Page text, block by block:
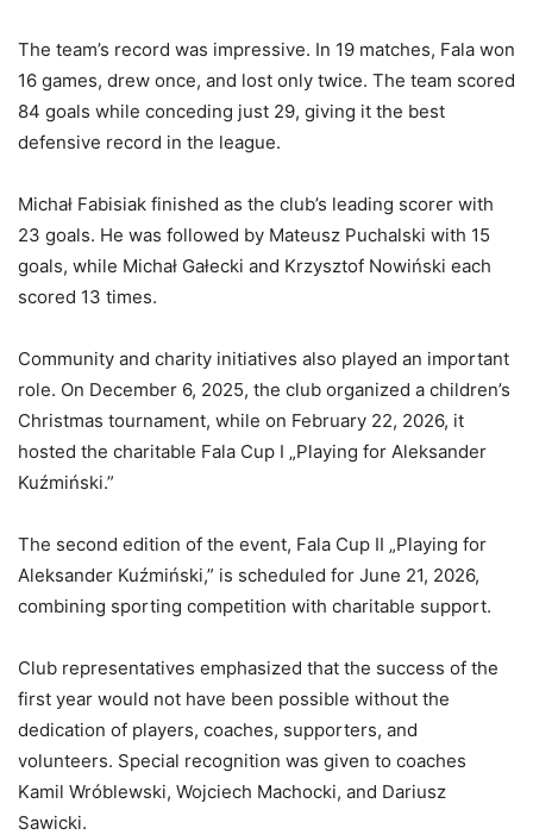
The team’s record was impressive. In 19 matches, Fala won
16 games, drew once, and lost only twice. The team scored
84 goals while conceding just 29, giving it the best
defensive record in the league.
Michał Fabisiak finished as the club’s leading scorer with
23 goals. He was followed by Mateusz Puchalski with 15
goals, while Michał Gałecki and Krzysztof Nowiński each
scored 13 times.
Community and charity initiatives also played an important
role. On December 6, 2025, the club organized a children’s
Christmas tournament, while on February 22, 2026, it
hosted the charitable Fala Cup I „Playing for Aleksander
Kuźmiński.”
The second edition of the event, Fala Cup II „Playing for
Aleksander Kuźmiński,” is scheduled for June 21, 2026,
combining sporting competition with charitable support.
Club representatives emphasized that the success of the
first year would not have been possible without the
dedication of players, coaches, supporters, and
volunteers. Special recognition was given to coaches
Kamil Wróblewski, Wojciech Machocki, and Dariusz
Sawicki.